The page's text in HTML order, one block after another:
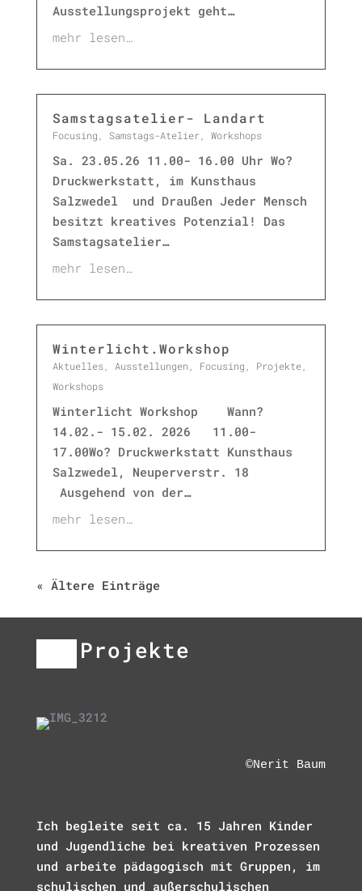
Ausstellungsprojekt geht…
mehr lesen…
Samstagsatelier- Landart
Focusing Samstags-Atelier Workshops
Sa. 23.05.26 11.00- 16.00 Uhr Wo?
Druckwerkstatt, im Kunsthaus
Salzwedel und Draußen Jeder Mensch
besitzt kreatives Potenzial! Das
Samstagsatelier…
mehr lesen…
Winterlicht.Workshop
Aktuelles, Ausstellungen Focusing Projekte,
Workshops
Winterlicht Workshop Wann?
14.02.- 15.02. 2026 11.00-
17.00Wo? Druckwerkstatt Kunsthaus
Salzwedel, Neuperverstr. 18
Ausgehend von der…
mehr lesen…
« Ältere Einträge
Projekte
©Nerit Baum
Ich begleite seit ca. 15 Jahren Kinder
und Jugendliche bei kreativen Prozessen
und arbeite pädagogisch mit Gruppen, im
schulischen und außerschulischen